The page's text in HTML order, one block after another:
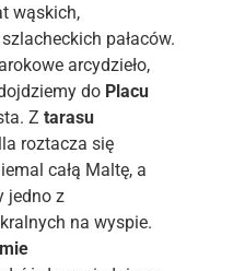
wąskich,
pałaców.
arcydzieło,
doPlacu
Z tarasu
roztacza się
całą Maltę, a
jedno z
na wyspie.